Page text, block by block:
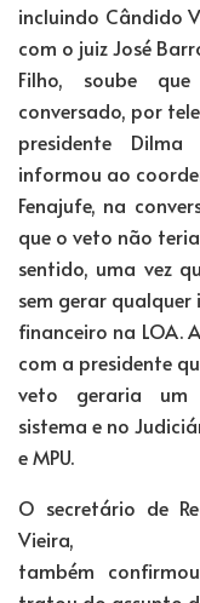
incluindo Cândido
com o juiz José
Filho, soube
conversado, por
presidente Dilma
informou ao
Fenajufe, na
que o veto não teria
sentido, uma vez
sem gerar
financeiro na LOA.
com a presidente
veto geraria um
sistema e no
e MPU.
O secretário de
Vieira,
também